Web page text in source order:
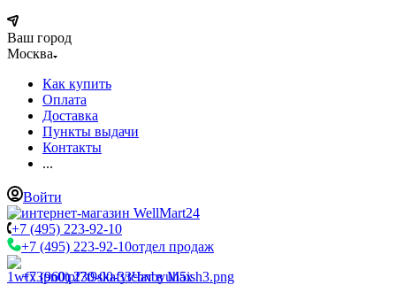
Ваш город
Москва
Как купить
Оплата
Доставка
Пункты выдачи
Контакты
...
Войти
+7 (495) 223-92-10
+7 (495) 223-92-10отдел продаж
+7 (960) 230-00-33Чат в Max